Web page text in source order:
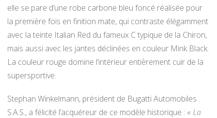
elle se pare d’une robe carbone bleu foncé réalisée pour
la première fois en finition mate, qui contraste élégamment
avec la teinte Italian Red du fameux C typique de la Chiron,
mais aussi avec les jantes déclinées en couleur Mink Black.
La couleur rouge domine l’intérieur entièrement cuir de la
supersportive.
Stephan Winkelmann, président de Bugatti Automobiles
S.A.S., a félicité l’acquéreur de ce modèle historique : « La